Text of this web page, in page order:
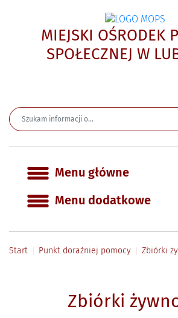
MIEJSKI OŚRODEK
SPOŁECZNEJ W
Wyszukiwarka
Menu główne
Menu główne
Menu dodatkowe
Start Punkt doraźniej pomocy Zbiórki
Zbiórki